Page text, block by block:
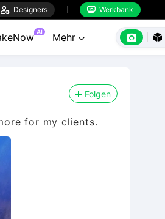
 Designers  Werkbank
AI Mehr   
Folgen
for my clients.